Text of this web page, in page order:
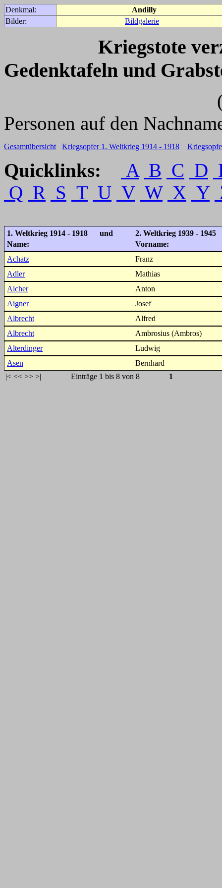
Denkmal:
Andilly
Bilder:
Bildgalerie
Kriegstote
Gedenktafeln und
(Für weitere
Personen auf den
Gesamtübersicht Kriegsopfer 1. Weltkrieg 1914 - 1918
Quicklinks: A B C D
Q R S T U V W X Y
1. Weltkrieg 1914 - 1918 und
2. Weltkrieg 1939 - 1945
Name:
Vorname:
Achatz
Franz
Adler
Mathias
Aicher
Anton
Aigner
Josef
Albrecht
Alfred
Albrecht
Ambrosius (Ambros)
Alterdinger
Ludwig
Asen
Bernhard
|< << >> >| Einträge 1 bis 8 von 8 1